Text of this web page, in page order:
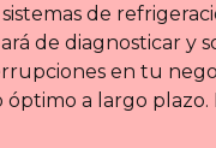
de
de diagnosticar
en tu
a largo plazo.